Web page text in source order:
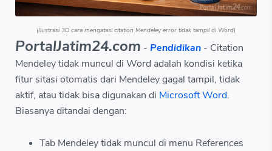
(Ilustrasi 3D cara mengatasi citation Mendeley error tidak tampil di Word)
PortalJatim24.com - Pendidikan - Citation
Mendeley tidak muncul di Word adalah kondisi ketika
fitur sitasi otomatis dari Mendeley gagal tampil, tidak
aktif, atau tidak bisa digunakan di Microsoft Word.
Biasanya ditandai dengan:
Tab Mendeley tidak muncul di menu References